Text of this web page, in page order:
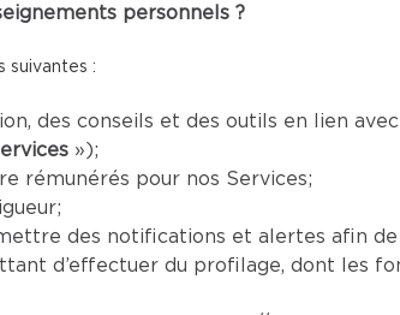
personnels ?
suivantes :
des conseils et des outils en lien
»);
rémunérés pour nos Services;
des notifications et alertes afin
d’effectuer du profilage, dont les